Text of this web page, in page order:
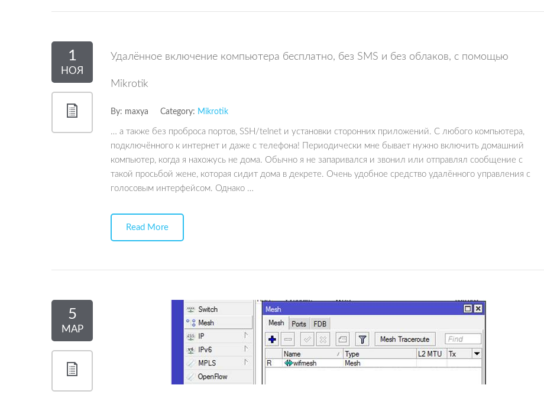
1
НОЯ
Удалённое включение компьютера бесплатно, без SMS и без облаков, с помощью
Mikrotik
By: maxya Category: Mikrotik
… а также без проброса портов, SSH/telnet и установки сторонних приложений. С любого компьютера,
подключённого к интернет и даже с телефона! Периодически мне бывает нужно включить домашний
компьютер, когда я нахожусь не дома. Обычно я не запаривался и звонил или отправлял сообщение с
такой просьбой жене, которая сидит дома в декрете. Очень удобное средство удалённого управления с
голосовым интерфейсом. Однако …
Read More
5
МАР